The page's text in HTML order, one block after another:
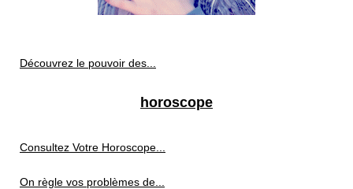
Découvrez le pouvoir des...
horoscope
Consultez Votre Horoscope...
On règle vos problèmes de...